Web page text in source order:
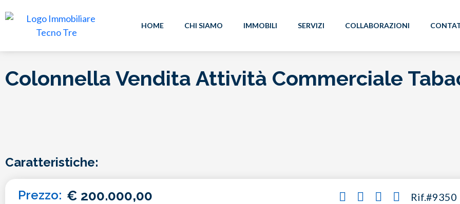
HOME CHI SIAMO IMMOBILI SERVIZI COLLABORAZIONI
Colonnella Vendita Attività Commerciale
Caratteristiche:
Prezzo: € 200.000,00 Rif.#9350